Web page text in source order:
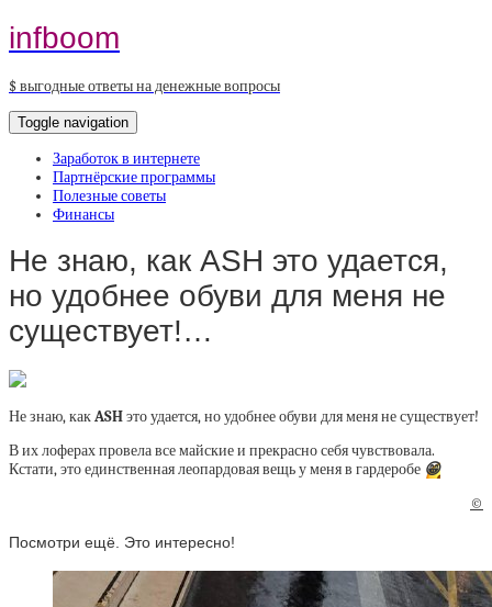
infboom
$ выгодные ответы на денежные вопросы
Toggle navigation
Заработок в интернете
Партнёрские программы
Полезные советы
Финансы
Не знаю, как ASH это удается,
но удобнее обуви для меня не
существует!…
Не знаю, какASHэто удается, но удобнее обуви для меня не существует!
В их лоферах провела все майские и прекрасно себя чувствовала.
Кстати, это единственная леопардовая вещь у меня в гардеробе 😁
©
Посмотри ещё. Это интересно!